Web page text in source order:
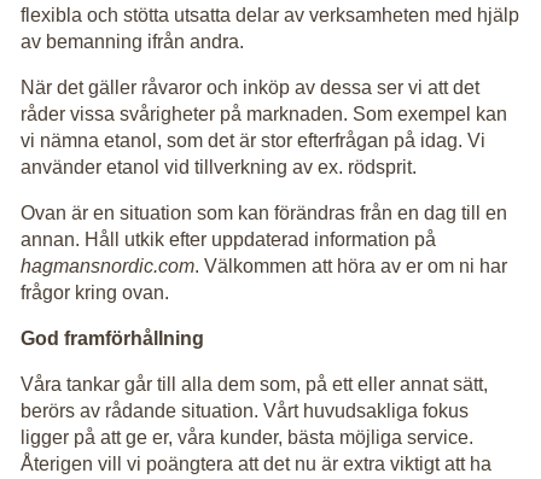
flexibla och stötta utsatta delar av verksamheten med hjälp
av bemanning ifrån andra.
När det gäller råvaror och inköp av dessa ser vi att det
råder vissa svårigheter på marknaden. Som exempel kan
vi nämna etanol, som det är stor efterfrågan på idag. Vi
använder etanol vid tillverkning av ex. rödsprit.
Ovan är en situation som kan förändras från en dag till en
annan. Håll utkik efter uppdaterad information på
hagmansnordic.com. Välkommen att höra av er om ni har
frågor kring ovan.
God framförhållning
Våra tankar går till alla dem som, på ett eller annat sätt,
berörs av rådande situation. Vårt huvudsakliga fokus
ligger på att ge er, våra kunder, bästa möjliga service.
Återigen vill vi poängtera att det nu är extra viktigt att ha